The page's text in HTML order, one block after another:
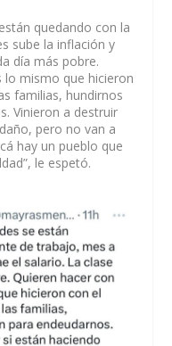
quedando con la
sube la inflación y
día más pobre.
lo mismo que hicieron
familias, hundirnos
Vinieron a destruir
pero no van a
hay un pueblo que
le espetó.